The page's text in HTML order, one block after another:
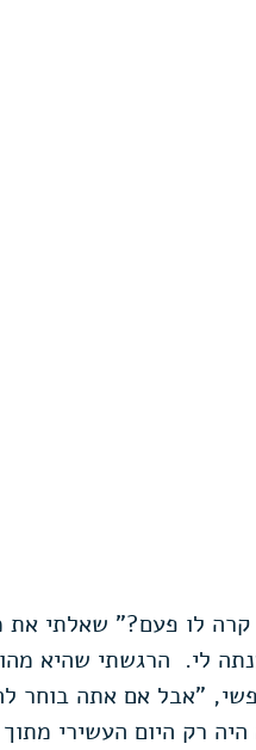
לו פעם?" שאלתי את
לי.  הרגשתי שהיא
"אבל אם אתה בוחר
רק היום העשירי